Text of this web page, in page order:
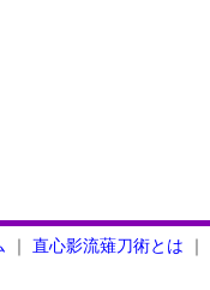
｜ 直心影流薙刀術とは ｜